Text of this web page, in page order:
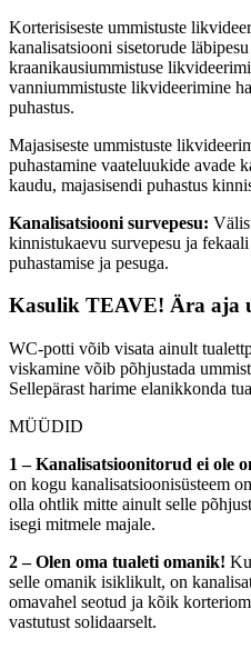
Korterisiseste ummistuste
kanalisatsiooni sisetorude
kraanikausiummistuse
vanniummistuste likvideerimine
puhastus.
Majasiseste ummistuste
puhastamine vaateluukide avade
kaudu, majasisendi puhastus
Kanalisatsiooni survepesu:
kinnistukaevu survepesu ja
puhastamise ja pesuga.
Kasulik TEAVE! Ära aja
WC-potti võib visata ainult
viskamine võib põhjustada
Sellepärast harime elanikkonda
MÜÜDID
1 – Kanalisatsioonitorud ei ole
on kogu kanalisatsioonisüsteem
olla ohtlik mitte ainult selle
isegi mitmele majale.
2 – Olen oma tualeti omanik!
selle omanik isiklikult, on
omavahel seotud ja kõik
vastutust solidaarselt.